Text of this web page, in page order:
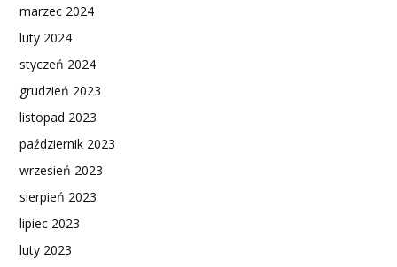
marzec 2024
luty 2024
styczeń 2024
grudzień 2023
listopad 2023
październik 2023
wrzesień 2023
sierpień 2023
lipiec 2023
luty 2023